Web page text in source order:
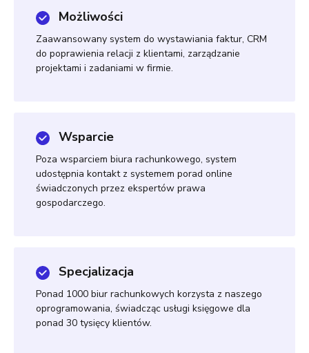
Możliwości
Zaawansowany system do wystawiania faktur, CRM
do poprawienia relacji z klientami, zarządzanie
projektami i zadaniami w firmie.
Wsparcie
Poza wsparciem biura rachunkowego, system
udostępnia kontakt z systemem porad online
świadczonych przez ekspertów prawa
gospodarczego.
Specjalizacja
Ponad 1000 biur rachunkowych korzysta z naszego
oprogramowania, świadcząc usługi księgowe dla
ponad 30 tysięcy klientów.